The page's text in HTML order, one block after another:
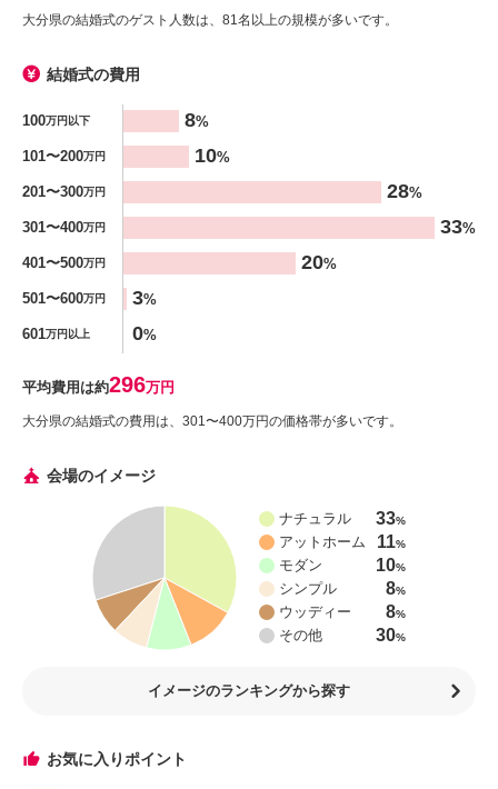
大分県の結婚式のゲスト人数は、81名以上の規模が多いです。
結婚式の費用
金額
100万円以下 8%
101〜200万円 10%
201〜300万円 28%
301〜400万円 33%
401〜500万円 20%
501〜600万円 3%
601万円以上 0%
平均費用は約296万円
大分県の結婚式の費用は、301〜400万円の価格帯が多いです。
会場のイメージ
ナチュラル 33%
アットホーム 11%
モダン 10%
シンプル 8%
ウッディー 8%
その他 30%
イメージのランキングから探す
お気に入りポイント